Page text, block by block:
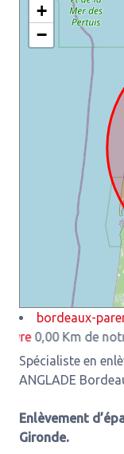
+
−
bordeaux-
Km de notre
Spécialiste en
ANGLADE
Enlèvement
Gironde.